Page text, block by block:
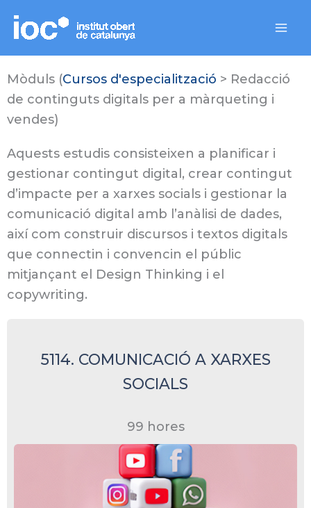
Mòduls (Cursos d'especialització > Redacció
de continguts digitals per a màrqueting i
vendes)
Aquests estudis consisteixen a planificar i
gestionar contingut digital, crear contingut
d’impacte per a xarxes socials i gestionar la
comunicació digital amb l’anàlisi de dades,
així com construir discursos i textos digitals
que connectin i convencin el públic
mitjançant el Design Thinking i el
copywriting.
5114. COMUNICACIÓ A XARXES
SOCIALS
99 hores